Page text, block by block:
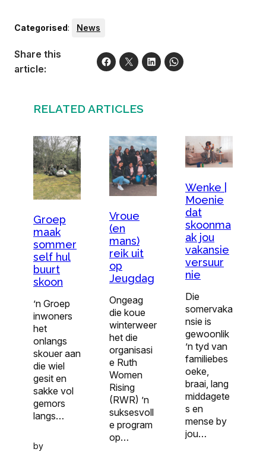
Categorised: News
Share this
article:
RELATED ARTICLES
Groep
maak
sommer
self hul
buurt
skoon
’n Groep
inwoners
het
onlangs
skouer aan
die wiel
gesit en
sakke vol
gemors
langs…
by
Vroue
(en
mans)
reik uit
op
Jeugdag
Ongeag
die koue
winterweer
het die
organisasi
e Ruth
Women
Rising
(RWR) ’n
suksesvoll
e program
op…
Wenke |
Moenie
dat
skoonma
ak jou
vakansie
versuur
nie
Die
somervaka
nsie is
gewoonlik
’n tyd van
familiebes
oeke,
braai, lang
middagete
s en
mense by
jou…